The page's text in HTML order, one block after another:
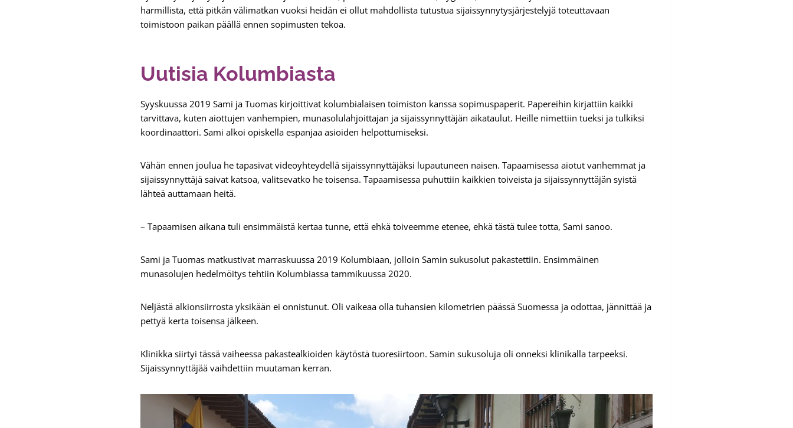
harmillista, että pitkän välimatkan vuoksi heidän ei ollut mahdollista tutustua sijaissynnytysjärjestelyjä toteuttavaan
toimistoon paikan päällä ennen sopimusten tekoa.
Uutisia Kolumbiasta
Syyskuussa 2019 Sami ja Tuomas kirjoittivat kolumbialaisen toimiston kanssa sopimuspaperit. Papereihin kirjattiin kaikki
tarvittava, kuten aiottujen vanhempien, munasolulahjoittajan ja sijaissynnyttäjän aikataulut. Heille nimettiin tueksi ja tulkiksi
koordinaattori. Sami alkoi opiskella espanjaa asioiden helpottumiseksi.
Vähän ennen joulua he tapasivat video­yhteydellä sijaissynnyttäjäksi lupautuneen naisen. Tapaamisessa aiotut vanhemmat ja
sijaissynnyttäjä saivat katsoa, valitsevatko he toisensa. Tapaamisessa puhuttiin kaikkien toiveista ja sijaissynnyttäjän syistä
lähteä auttamaan heitä.
– Tapaamisen aikana tuli ensimmäistä kertaa tunne, että ehkä toiveemme etenee, ehkä tästä tulee totta, Sami sanoo.
Sami ja Tuomas matkustivat marraskuussa 2019 Kolumbiaan, jolloin Samin sukusolut pakastettiin. Ensimmäinen
munasolujen hedelmöitys tehtiin Kolumbiassa tammikuussa 2020.
Neljästä alkionsiirrosta yksikään ei onnistunut. Oli vaikeaa olla tuhansien kilometrien päässä Suomessa ja odottaa, jännittää ja
pettyä kerta toisensa jälkeen.
Klinikka siirtyi tässä vaiheessa pakastealkioiden käytöstä tuoresiirtoon. Samin sukusoluja oli onneksi klinikalla tarpeeksi.
Sijaissynnyttäjää vaihdettiin muutaman kerran.